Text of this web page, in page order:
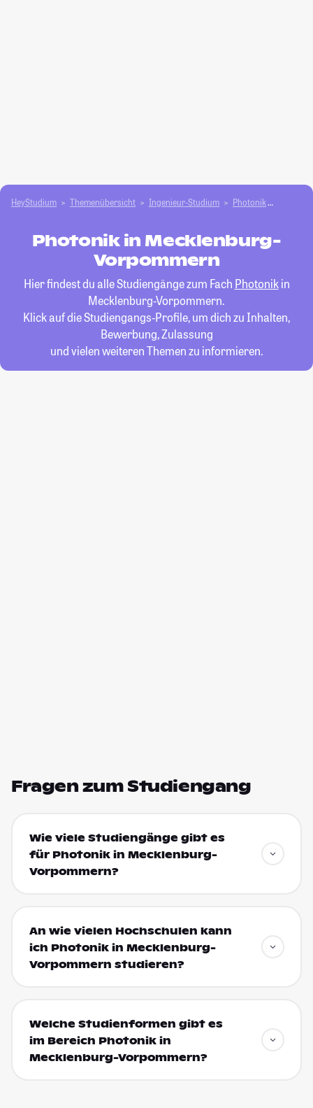
HeyStudium Themenübersicht Ingenieur-Studium Photonik
Photonik in Mecklenburg-
Vorpommern
Hier findest du alle Studiengänge zum Fach Photonikin
Mecklenburg-Vorpommern.
Klick auf die Studiengangs-Profile, um dich zu Inhalten,
Bewerbung, Zulassung
und vielen weiteren Themen zu informieren.
Fragen zum Studiengang
Wie viele Studiengänge gibt es
für Photonik in Mecklenburg-
Vorpommern?
An wie vielen Hochschulen kann
ich Photonik in Mecklenburg-
Vorpommern studieren?
Welche Studienformen gibt es
im Bereich Photonik in
Mecklenburg-Vorpommern?